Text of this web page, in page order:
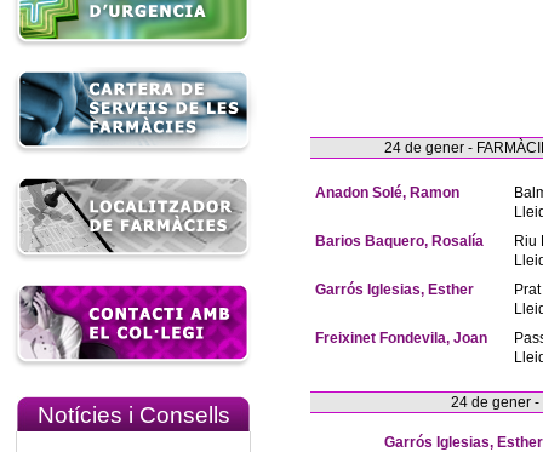
Notícies i Consells
24 de gener -
Anadon Solé, Ramon
Barios Baquero, Rosalía
Riu
Garrós Iglesias, Esther
Freixinet Fondevila, Joan
24 de gener
Garrós Iglesias, Esther